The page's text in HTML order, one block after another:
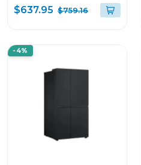
22KG COLOR GRIS
THINQ DF74VFXS6
$637.95 $759.16
-4%